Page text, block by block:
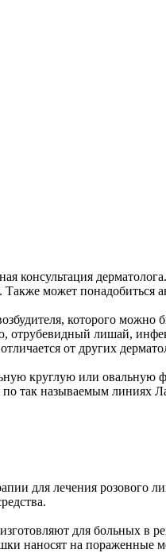
консультация
может понадобиться
которого
лишай,
от других
круглую или овальную
так называемым линиях
для лечения розового
для больных в
наносят на пораженные